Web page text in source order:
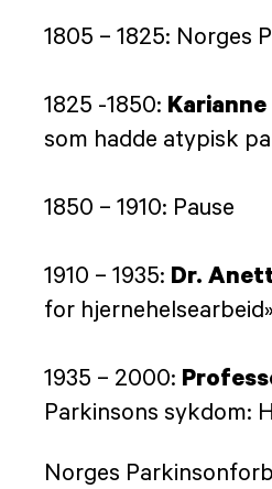
1805 – 1825: Norges
1825 -1850:
som hadde atypisk
1850 – 1910: Pause
1910 – 1935: Dr.
for
1935 – 2000:
Parkinsons sykdom:
Norges